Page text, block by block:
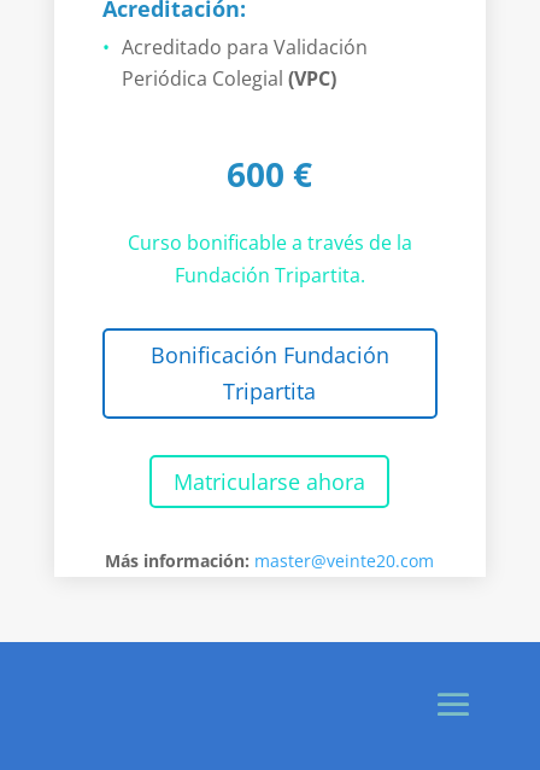
Acreditación:
Acreditado para Validación
Periódica Colegial (VPC)
600 €
Curso bonificable a través de la
Fundación Tripartita.
Bonificación Fundación
Tripartita
Matricularse ahora
Más información: master@veinte20.com